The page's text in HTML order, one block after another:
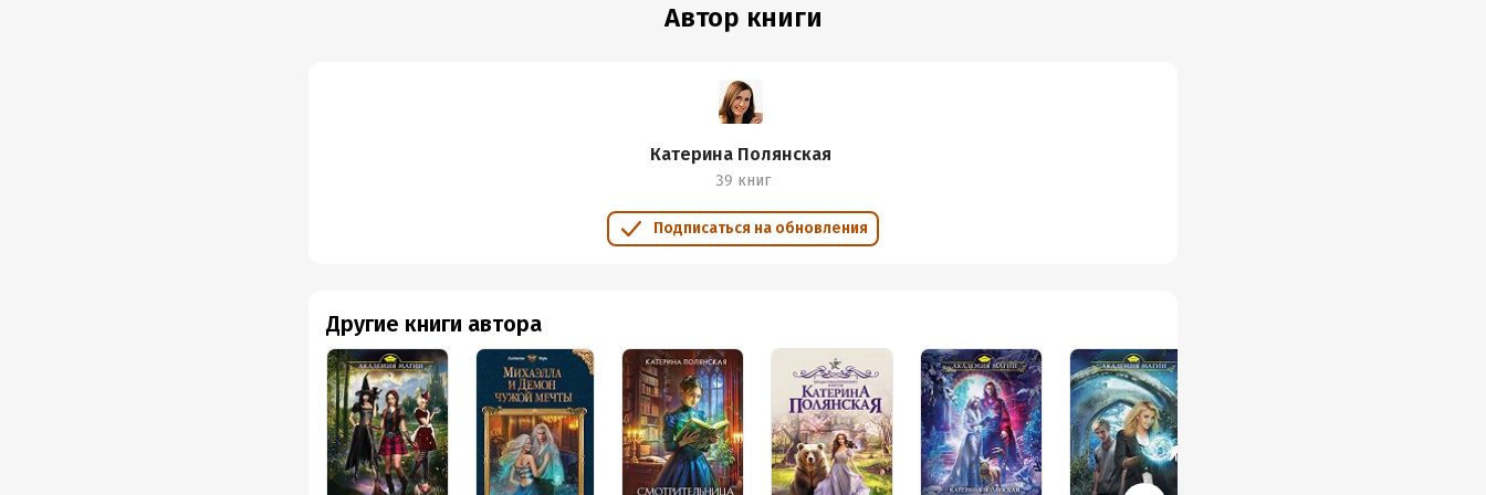
В этом плане мне ближе всего то прочтение судьбы, о котором говорил дядя Али в "Клоне": есть судьба, и всё
Книга потрясающая! Она читается легко на одном дыхании: раз! - я уже в финале, а за окном скоро утро) Не
все герои, конечно, радуют, ведь есть и откровенно отрицательные персонажи, и есть Камилия, которая
свободе выбора))С другой стороны, не будь всех этих приключений, Камилия не смогла бы измениться,
Ах, да, отдельное спасибо за необычного "фамильяра" Камилии в этом мире - её удивительно ироничную (хотя
Автор книги
Катерина Полянская
39 книг
Подписаться на обновления
Другие книги автора